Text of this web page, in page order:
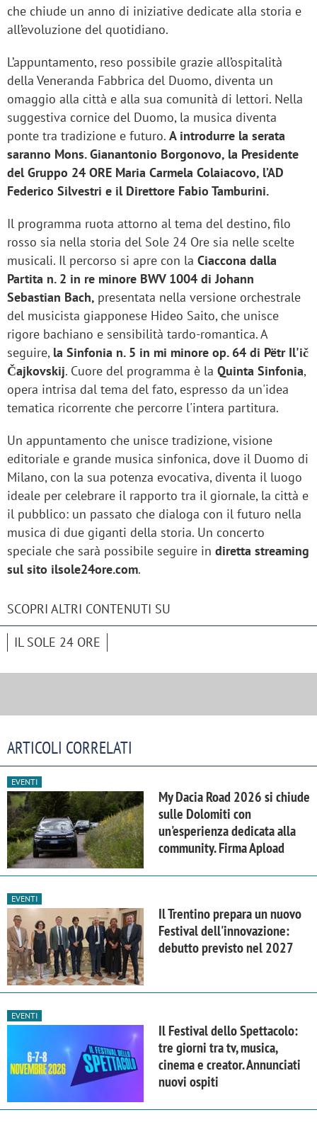
che chiude un anno di iniziative dedicate alla storia e
all’evoluzione del quotidiano.
L’appuntamento, reso possibile grazie all’ospitalità
della Veneranda Fabbrica del Duomo, diventa un
omaggio alla città e alla sua comunità di lettori. Nella
suggestiva cornice del Duomo, la musica diventa
ponte tra tradizione e futuro. A introdurre la serata
saranno Mons. Gianantonio Borgonovo, la Presidente
del Gruppo 24 ORE Maria Carmela Colaiacovo, l’AD
Federico Silvestri e il Direttore Fabio Tamburini.
Il programma ruota attorno al tema del destino, filo
rosso sia nella storia del Sole 24 Ore sia nelle scelte
musicali. Il percorso si apre con la Ciaccona dalla
Partita n. 2 in re minore BWV 1004 di Johann
Sebastian Bach, presentata nella versione orchestrale
del musicista giapponese Hideo Saito, che unisce
rigore bachiano e sensibilità tardo-romantica. A
seguire, la Sinfonia n. 5 in mi minore op. 64 di Pëtr Il'ič
Čajkovskij. Cuore del programma è la Quinta Sinfonia,
opera intrisa dal tema del fato, espresso da un'idea
tematica ricorrente che percorre l'intera partitura.
Un appuntamento che unisce tradizione, visione
editoriale e grande musica sinfonica, dove il Duomo di
Milano, con la sua potenza evocativa, diventa il luogo
ideale per celebrare il rapporto tra il giornale, la città e
il pubblico: un passato che dialoga con il futuro nella
musica di due giganti della storia. Un concerto
speciale che sarà possibile seguire in diretta streaming
sul sito ilsole24ore.com.
SCOPRI ALTRI CONTENUTI SU
IL SOLE 24 ORE
ARTICOLI CORRELATI
EVENTI
My Dacia Road 2026 si chiude
sulle Dolomiti con
un'esperienza dedicata alla
community. Firma Apload
EVENTI
Il Trentino prepara un nuovo
Festival dell'innovazione:
debutto previsto nel 2027
EVENTI
Il Festival dello Spettacolo:
tre giorni tra tv, musica,
cinema e creator. Annunciati
nuovi ospiti